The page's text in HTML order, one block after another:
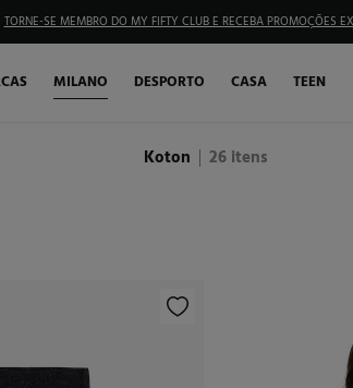
TORNE-SE MEMBRO DO MY FIFTY CLUB E RECEBA PROMOÇÕES
MILANO DESPORTO CASA TEEN
Koton 26 itens